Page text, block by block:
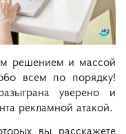
решением и массой
всем по порядку!
уверено и
рекламной атакой.
вы расскажете